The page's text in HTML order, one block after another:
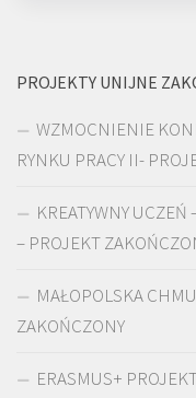
PROJEKTY UNIJNE
WZMOCNIENIE
RYNKU PRACY II-
KREATYWNY
– PROJEKT
MAŁOPOLSKA
ZAKOŃCZONY
ERASMUS+